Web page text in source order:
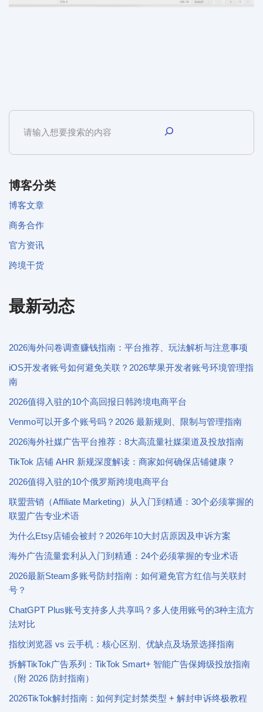
博客分类
博客文章
商务合作
官方资讯
跨境干货
最新动态
2026海外问卷调查赚钱指南：平台推荐、玩法解析与注意事项
iOS开发者账号如何避免关联？2026苹果开发者账号环境管理指
南
2026值得入驻的10个高回报日韩跨境电商平台
Venmo可以开多个账号吗？2026 最新规则、限制与管理指南
2026海外社媒广告平台推荐：8大高流量社媒渠道及投放指南
TikTok 店铺 AHR 新规深度解读：商家如何确保店铺健康？
2026值得入驻的10个俄罗斯跨境电商平台
联盟营销（Affiliate Marketing）从入门到精通：30个必须掌握的
联盟广告专业术语
为什么Etsy店铺会被封？2026年10大封店原因及申诉方案
海外广告流量套利从入门到精通：24个必须掌握的专业术语
2026最新Steam多账号防封指南：如何避免官方红信与关联封
号？
ChatGPT Plus账号支持多人共享吗？多人使用账号的3种主流方
法对比
指纹浏览器 vs 云手机：核心区别、优缺点及场景选择指南
拆解TikTok广告系列：TikTok Smart+ 智能广告保姆级投放指南
（附 2026 防封指南）
2026TikTok解封指南：如何判定封禁类型 + 解封申诉终极教程